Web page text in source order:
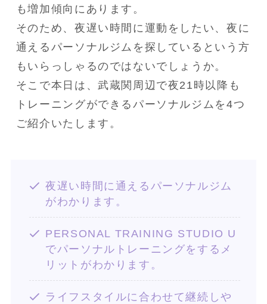
も増加傾向にあります。
そのため、夜遅い時間に運動をしたい、夜に
通えるパーソナルジムを探しているという方
もいらっしゃるのではないでしょうか。
そこで本日は、武蔵関周辺で夜21時以降も
トレーニングができるパーソナルジムを4つ
ご紹介いたします。
夜遅い時間に通えるパーソナルジム
がわかります。
PERSONAL TRAINING STUDIO U
でパーソナルトレーニングをするメ
リットがわかります。
ライフスタイルに合わせて継続しや